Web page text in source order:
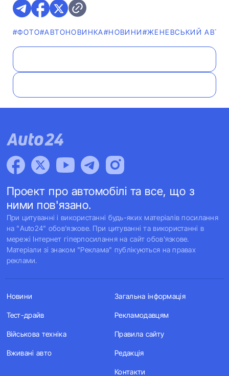
#ФОТО#АВТОНОВИНКА#НОВИНИ#ЖЕНЕВСЬКИЙ
Проект про автомобілі та все, що з
ними пов'язано.
При цитуванні і використанні будь-яких матеріалів посилання
на "Auto24" обов'язкове. При цитуванні та використанні в
мережі Інтернет гіперпосилання на сайт обов'язкове.
Матеріали зі знаком "Реклама" публікуються на правах
реклами.
Новини
Тест-драйв
Військова техніка
Вживані авто
Загальна інформація
Рекламодавцям
Правила сайту
Редакція
Контакти